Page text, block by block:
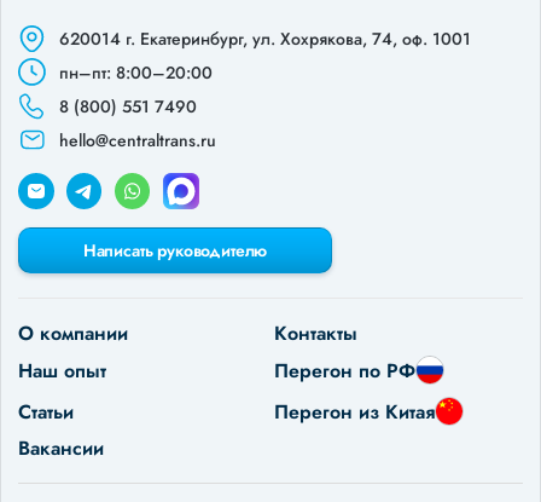
620014 г. Екатеринбург, ул. Хохрякова, 74, оф. 1001
пн–пт: 8:00–20:00
8 (800) 551 7490
hello@centraltrans.ru
Написать руководителю
О компании
Наш опыт
Статьи
Вакансии
Контакты
Перегон по РФ
Перегон из Китая